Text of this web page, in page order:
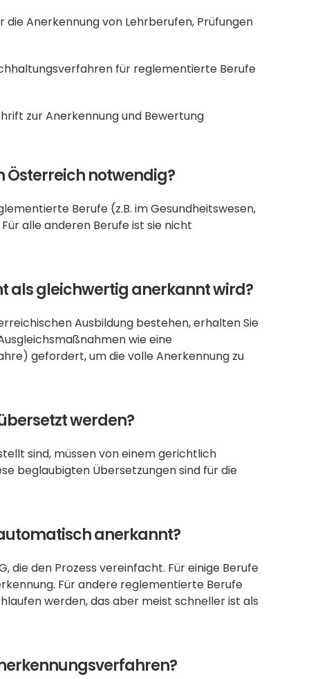
Anerkennung von Lehrberufen, Prüfungen
für reglementierte Berufe
zur Anerkennung und Bewertung
Österreich notwendig?
Berufe (z.B. im Gesundheitswesen,
alle anderen Berufe ist sie nicht
als gleichwertig anerkannt wird?
Ausbildung bestehen, erhalten Sie
wie eine
gefordert, um die volle Anerkennung zu
werden?
sind, müssen von einem gerichtlich
beglaubigten Übersetzungen sind für die
anerkannt?
die den Prozess vereinfacht. Für einige Berufe
Für andere reglementierte Berufe
werden, das aber meist schneller ist als